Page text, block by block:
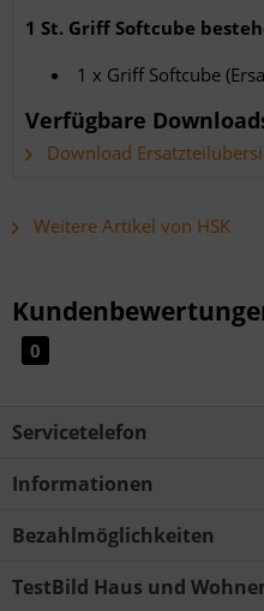
1 St. Griff Softcube
1 x Griff Softcube
Verfügbare
Download
Weitere Artikel von HSK
0
Servicetelefon
Informationen
Bezahlmöglichkeiten
TestBild Haus und